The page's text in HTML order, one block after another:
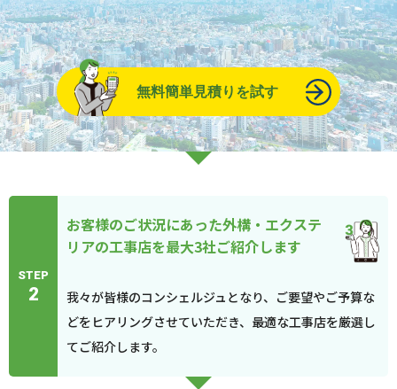
無料簡単見積りを試す
STEP
2
お客様のご状況にあった外構・エクステ
リアの工事店を最大3社ご紹介します
我々が皆様のコンシェルジュとなり、ご要望やご予算な
どをヒアリングさせていただき、最適な工事店を厳選し
てご紹介します。